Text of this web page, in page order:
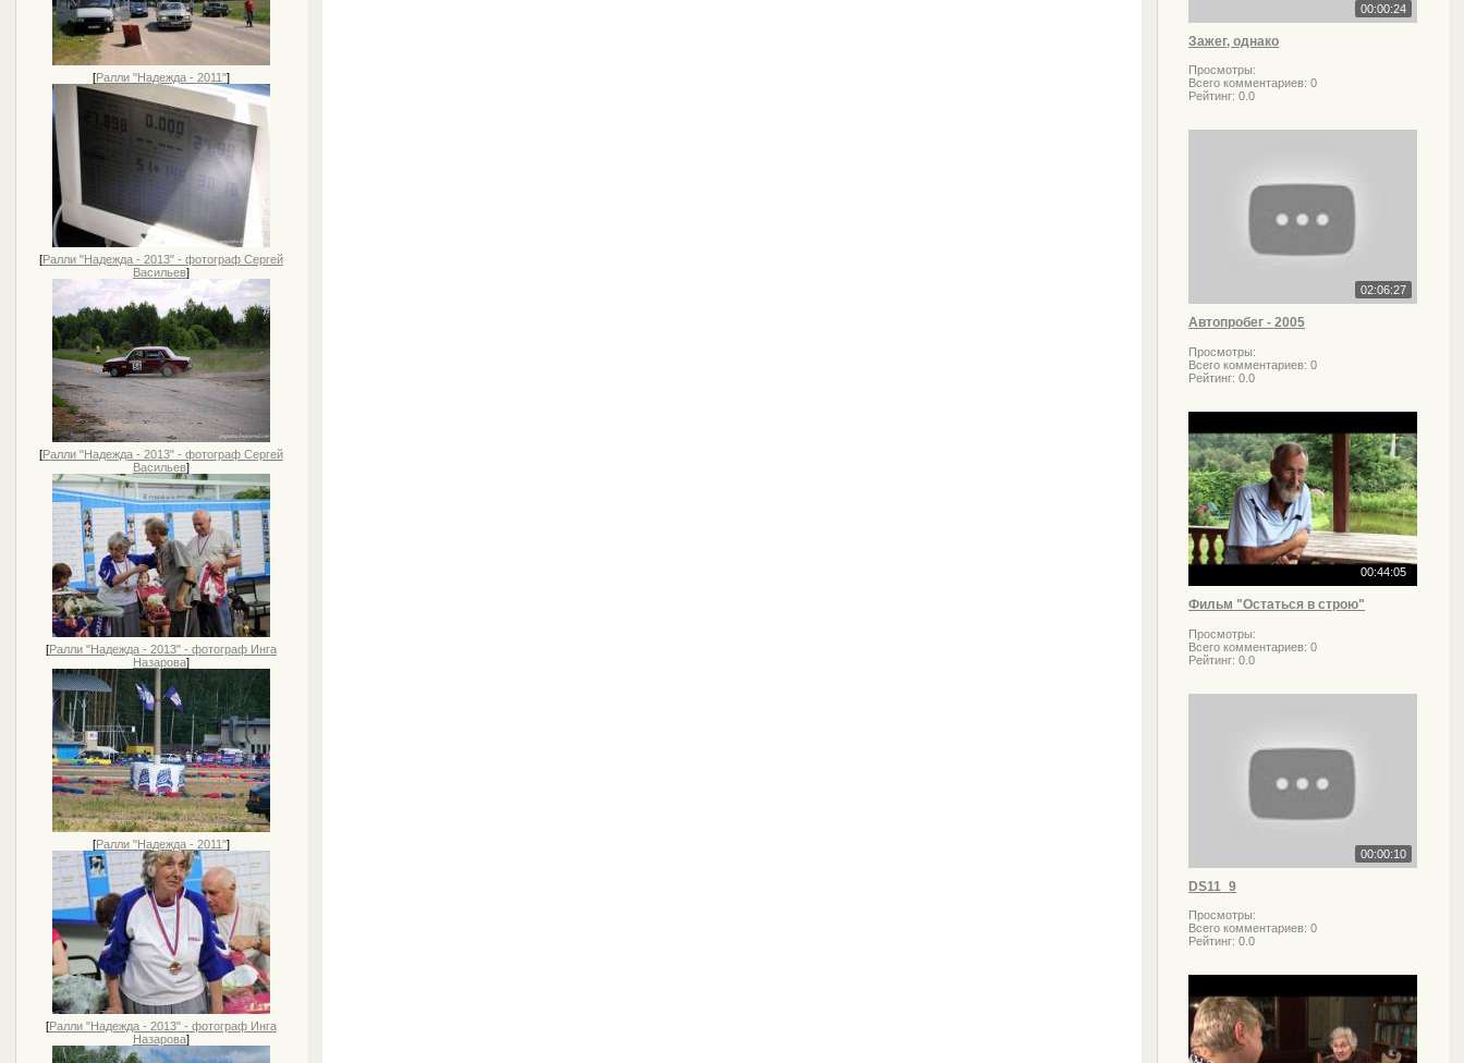
[Ралли "Надежда - 2011"]
[Ралли "Надежда - 2013" - фотограф Сергей
Васильев]
[Ралли "Надежда - 2013" - фотограф Сергей
Васильев]
[Ралли "Надежда - 2013" - фотограф Инга
Назарова]
[Ралли "Надежда - 2011"]
[Ралли "Надежда - 2013" - фотограф Инга
Назарова]
00:00:24
Зажег, однако
Просмотры:
Всего комментариев:0
Рейтинг:0.0
02:06:27
Автопробег - 2005
Просмотры:
Всего комментариев:0
Рейтинг:0.0
00:44:05
Фильм "Остаться в строю"
Просмотры:
Всего комментариев:0
Рейтинг:0.0
00:00:10
DS11_9
Просмотры:
Всего комментариев:0
Рейтинг:0.0